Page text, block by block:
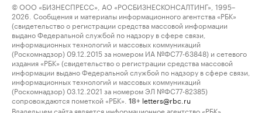
© ООО «БИЗНЕСПРЕСС», АО «РОСБИЗНЕСКОНСАЛТИНГ», 1995–
2026. Сообщения и материалы информационного агентства «РБК»
(свидетельство о регистрации средства массовой информации
выдано Федеральной службой по надзору в сфере связи,
информационных технологий и массовых коммуникаций
(Роскомнадзор) 09.12.2015 за номером ИА №ФС77-63848) и сетевого
издания «РБК» (свидетельство о регистрации средства массовой
информации выдано Федеральной службой по надзору в сфере связи,
информационных технологий и массовых коммуникаций
(Роскомнадзор) 03.12.2021 за номером ЭЛ №ФС77-82385)
сопровождаются пометкой «РБК».
18+ letters@rbc.ru
Владельцем сайта является информационное агентство «РБК».